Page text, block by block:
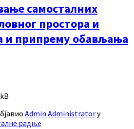
самосталних
простора и
и припрему обављања
Admin Administratorу
радње